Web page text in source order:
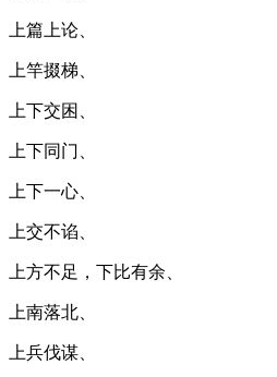
上篇上论、
上竿掇梯、
上下交困、
上下同门、
上下一心、
上交不谄、
上方不足，下比有余、
上南落北、
上兵伐谋、